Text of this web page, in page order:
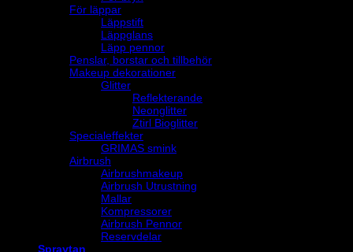
För läppar
Läppstift
Läppglans
Läpp pennor
Penslar, borstar och tillbehör
Makeup dekorationer
Glitter
Reflekterande
Neonglitter
Ztirl Bioglitter
Specialeffekter
GRIMAS smink
Airbrush
Airbrushmakeup
Airbrush Utrustning
Mallar
Kompressorer
Airbrush Pennor
Reservdelar
Spraytan